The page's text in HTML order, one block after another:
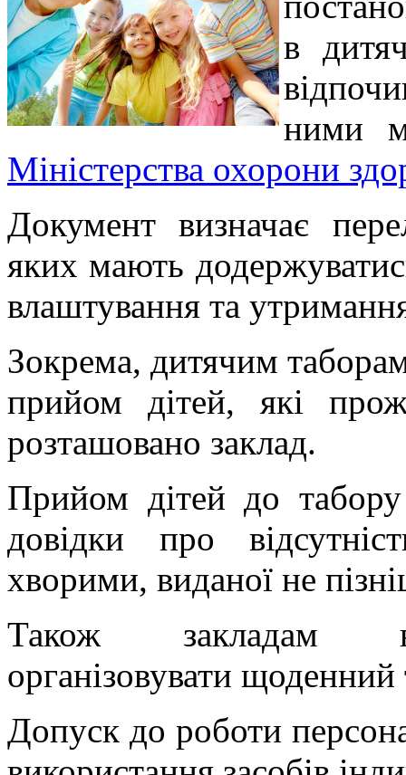
в
ними
Міністерства охорони
Документ визначає
яких мають
влаштування та
Зокрема, дитячим
прийом дітей, які
розташовано заклад.
Прийом дітей до табору
довідки про
хворими, виданої не
Також закладам
організовувати
Допуск до роботи